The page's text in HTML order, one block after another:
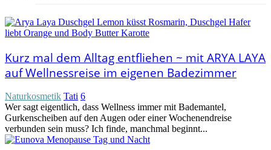
Kurz mal dem Alltag entfliehen ~ mit ARYA LAYA
auf Wellnessreise im eigenen Badezimmer
Naturkosmetik Tati 6
Wer sagt eigentlich, dass Wellness immer mit Bademantel,
Gurkenscheiben auf den Augen oder einer Wochenendreise
verbunden sein muss? Ich finde, manchmal beginnt...